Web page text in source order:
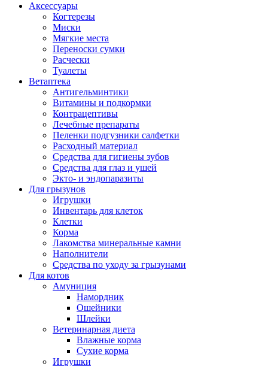
Аксессуары
Когтерезы
Миски
Мягкие места
Переноски сумки
Расчески
Туалеты
Ветаптека
Антигельминтики
Витамины и подкормки
Контрацептивы
Лечебные препараты
Пеленки подгузники салфетки
Расходный материал
Средства для гигиены зубов
Средства для глаз и ушей
Экто- и эндопаразиты
Для грызунов
Игрушки
Инвентарь для клеток
Клетки
Корма
Лакомства минеральные камни
Наполнители
Средства по уходу за грызунами
Для котов
Амуниция
Намордник
Ошейники
Шлейки
Ветеринарная диета
Влажные корма
Сухие корма
Игрушки